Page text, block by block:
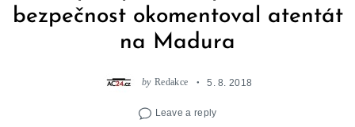
bezpečnost okomentoval atentát
na Madura
by Redakce 5. 8. 2018
Leave a reply